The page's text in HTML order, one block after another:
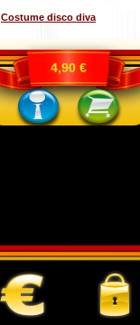
Costume disco diva
4,90 €